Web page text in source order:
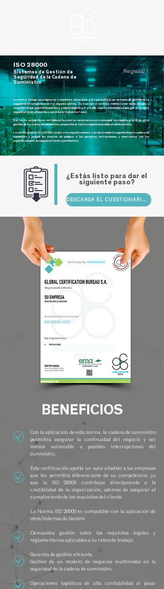
ISO 28000
Sistemas de Gestión de
Seguridad de la Cadena de
Suministro
Regresar
La norma recoge las exigencias y requisitos necesarios para garantizar un sistema de gestión de la
seguridad en la logística de las organizaciones. Se basa en el control y minimización de los riesgos y
amenazas que puedan ocurrir en la cadena logística. Para ello, cuenta con medidas que garantizan la
seguridad de los productos y servicios en todas las fases.
Por tanto, su objetivo es establecer las pautas necesarias para conseguir las mejores prácticas en la
gestión de la cadena de suministro y proporcionar toda la seguridad posible en dicho proceso.
La certificación en ISO 28000, ayuda a las organizaciones a evaluar mejor la seguridad en la cadena de
suministro y reducir los eventos de peligros a las personas, instalaciones y mercancías con las
especificaciones de seguridad técnica pertinentes.
¿Estás listo para dar el
siguiente paso?
DESCARGA EL CUESTIONARIO PARA COTIZAR
BENEFICIOS
Con la aplicación de esta norma, la cadena de suministro
permitirá asegurar la continuidad del negocio y ser
menos vulnerable a posibles interrupciones del
suministro.
Esta certificación aporta un valor añadido a las empresas
que les permitirá diferenciarse de su competencia, ya
que la ISO 28000 contribuye directamente a la
credibilidad de la organización, además de asegurar el
cumplimiento de los requisitos del cliente.
La Norma ISO 28000 es compatible con la aplicación de
otros Sistemas de Gestión
Demuestra gestión sobre los requisitos legales y
reglamentarios aplicables a su rubro de trabajo.
Garantía de gestión eficiente.
Gestión de un modelo de negocios multimodal en la
seguridad de la cadena de suministro.
Operaciones logísticas de alta confiabilidad al pasar